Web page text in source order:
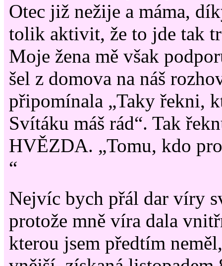
Otec již nežije a máma,
tolik aktivit, že to jde tak
Moje žena mě však
šel z domova na náš
připomínala „Taky řekni,
Svítáku máš rád“. Tak
HVĚZDA. „Tomu, kdo
“
Nejvíc bych přál dar víry
protože mně víra dala
kterou jsem předtím